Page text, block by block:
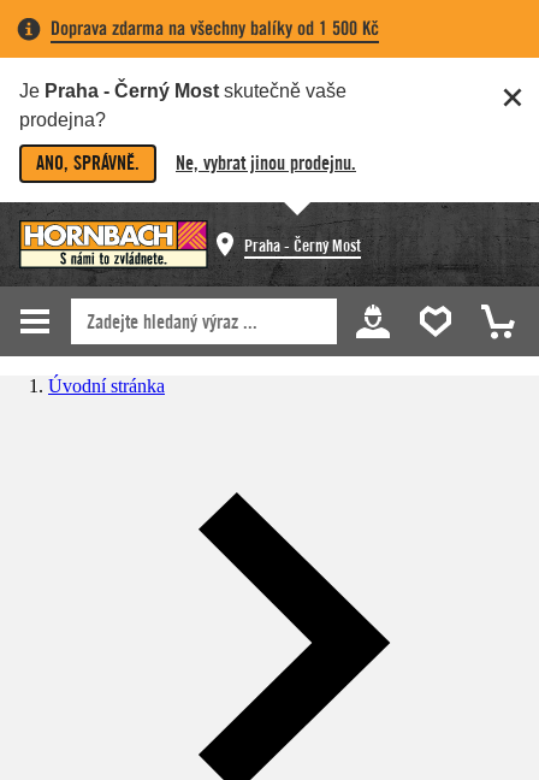
Doprava zdarma na všechny balíky od 1 500 Kč
Je Praha - Černý Most skutečně vaše
prodejna?
ANO, SPRÁVNĚ. Ne, vybrat jinou prodejnu.
Praha - Černý Most
Úvodní stránka